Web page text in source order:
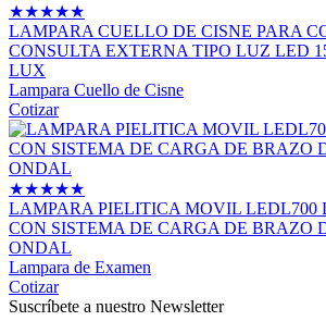
★★★★★
LAMPARA CUELLO DE CISNE PARA
CONSULTA EXTERNA TIPO LUZ LED
LUX
Lampara Cuello de Cisne
Cotizar
★★★★★
LAMPARA PIELITICA MOVIL LEDL700
CON SISTEMA DE CARGA DE BRAZO
ONDAL
Lampara de Examen
Cotizar
Suscríbete a nuestro Newsletter